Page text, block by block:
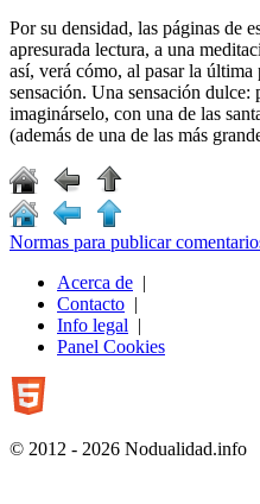
Por su densidad, las páginas de
apresurada lectura, a una
así, verá cómo, al pasar la
sensación. Una sensación dulce:
imaginárselo, con una de las
(además de una de las más
Normas para publicar
Acerca de |
Contacto |
Info legal |
Panel Cookies
© 2012 - 2026 Nodualidad.info